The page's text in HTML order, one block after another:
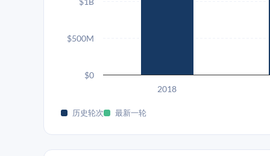
2018
$0
$500M
历史轮次 最新一轮